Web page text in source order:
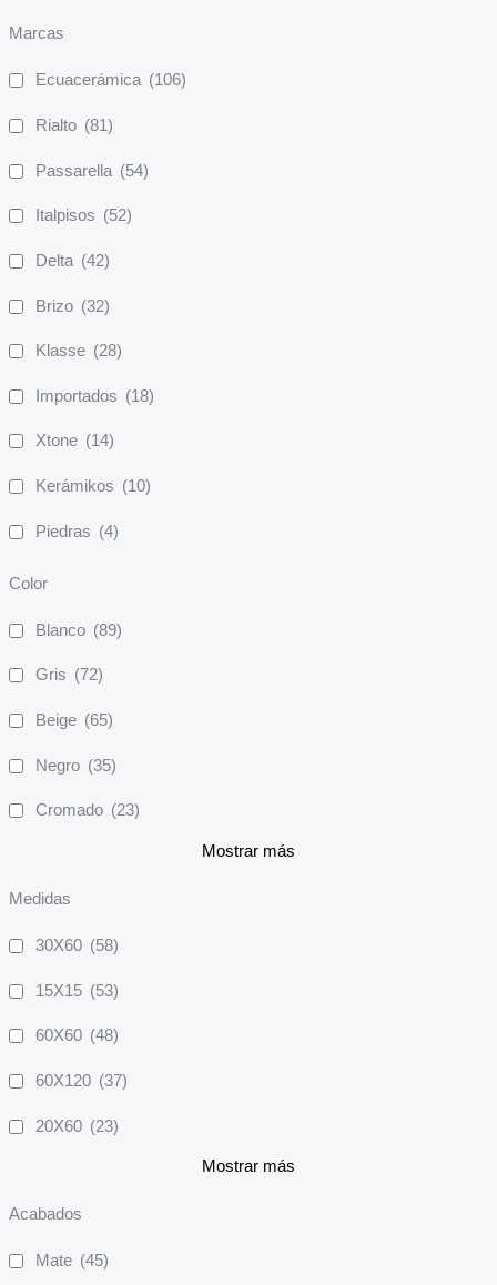
Marcas
Ecuacerámica (106)
Rialto (81)
Passarella (54)
Italpisos (52)
Delta (42)
Brizo (32)
Klasse (28)
Importados (18)
Xtone (14)
Kerámikos (10)
Piedras (4)
Color
Blanco (89)
Gris (72)
Beige (65)
Negro (35)
Cromado (23)
Mostrar más
Medidas
30X60 (58)
15X15 (53)
60X60 (48)
60X120 (37)
20X60 (23)
Mostrar más
Acabados
Mate (45)